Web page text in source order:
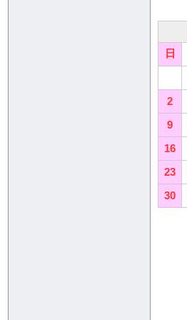
日
2
9
16
23
30